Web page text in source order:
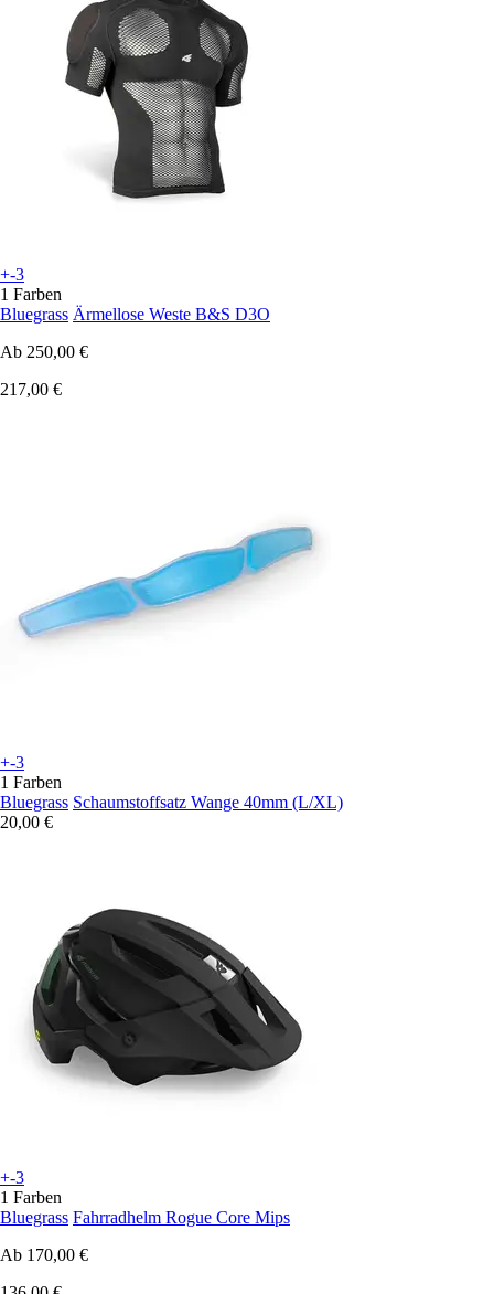
+-3
1 Farben
Bluegrass Ärmellose Weste B&S D3O
Ab 250,00 €
217,00 €
+-3
1 Farben
Bluegrass Schaumstoffsatz Wange 40mm (L/XL)
20,00 €
+-3
1 Farben
Bluegrass Fahrradhelm Rogue Core Mips
Ab 170,00 €